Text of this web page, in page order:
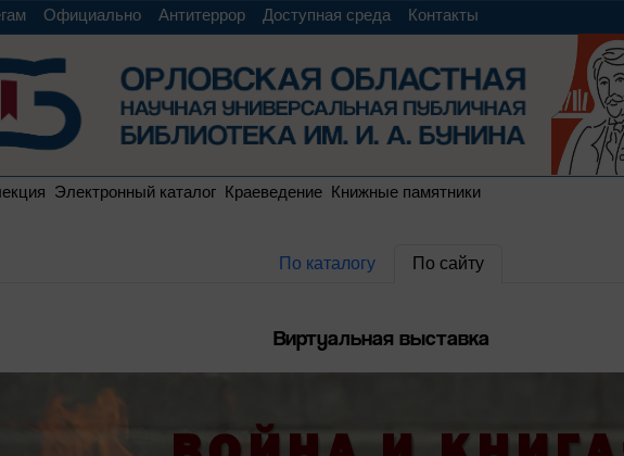
Официально Антитеррор Доступная среда Контакты
Электронный каталог Краеведение Книжные памятники
По каталогу По сайту
Виртуальная выставка